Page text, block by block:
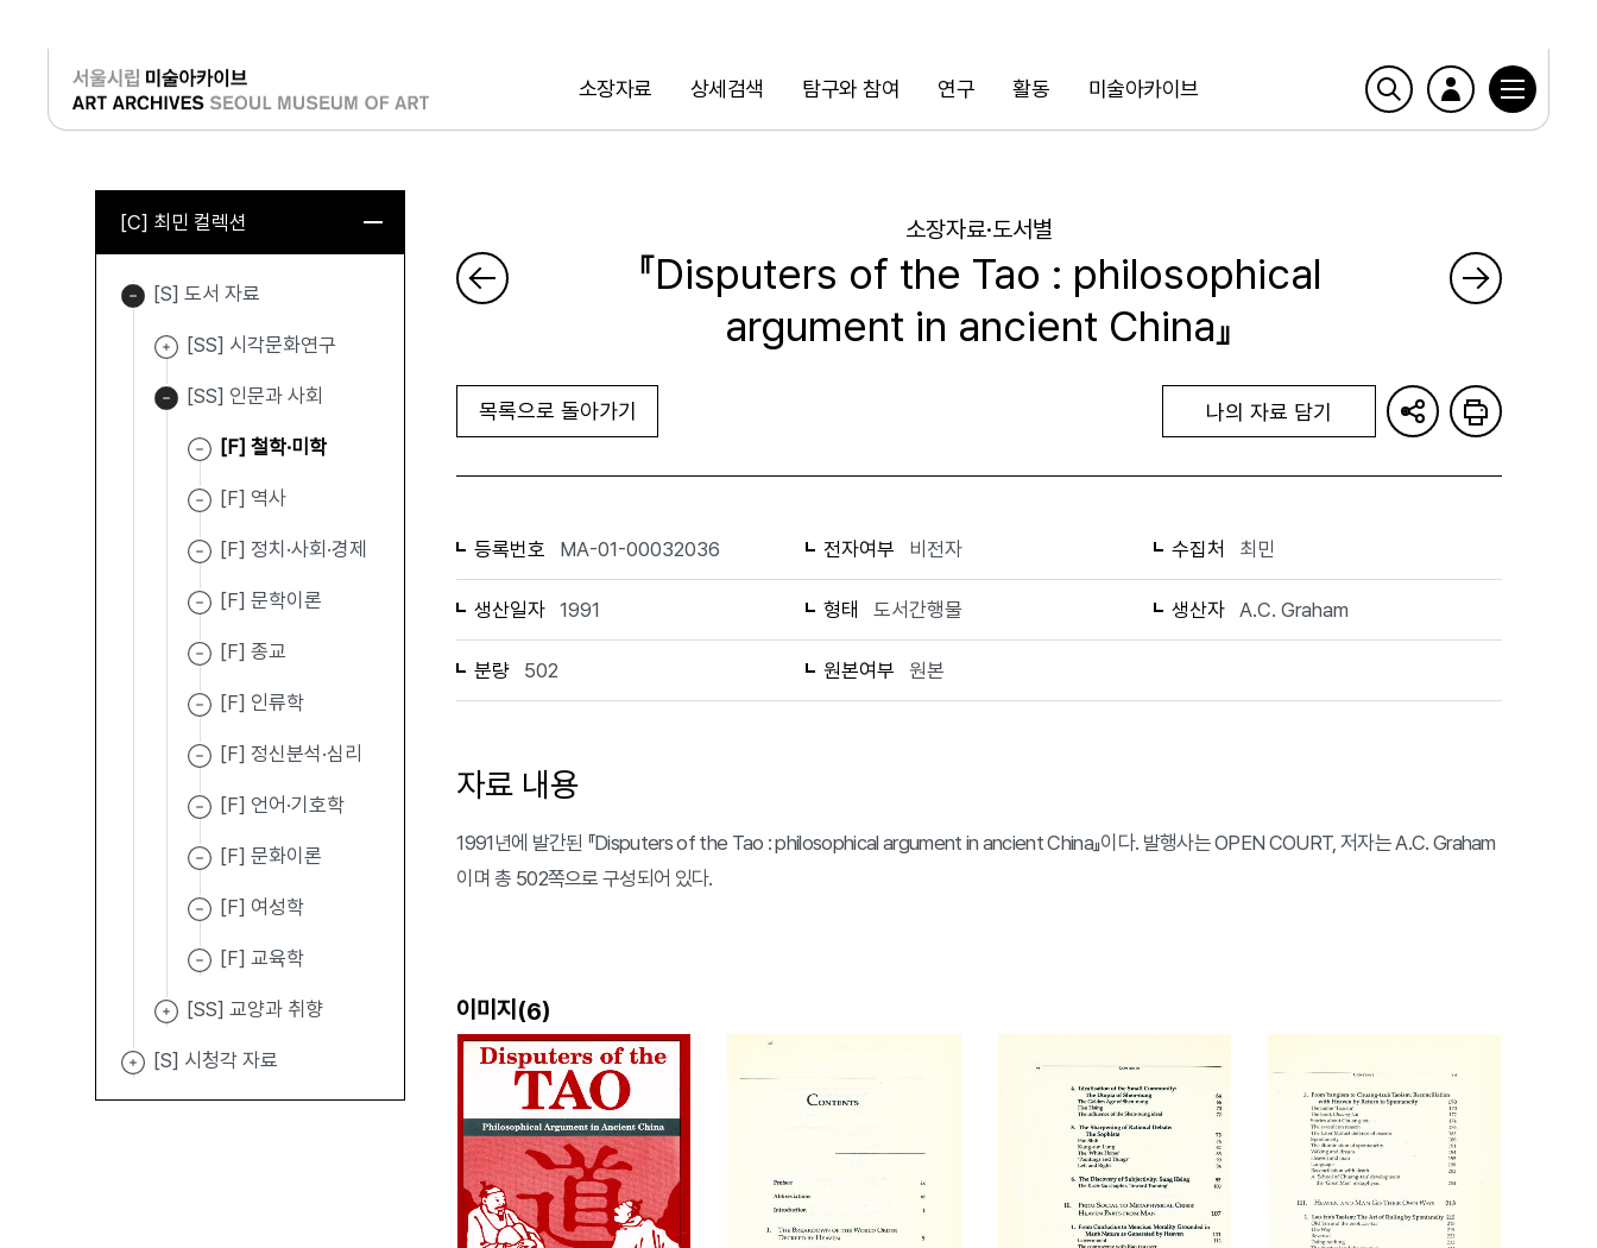
소장자료 상세검색 탐구와 참여 연구 활동 미술아카이브
검색
로그인
[C] 최민 컬렉션
[S] 도서 자료
[SS] 시각문화연구
[SS] 인문과 사회
[F] 철학·미학
[F] 역사
[F] 정치·사회·경제
[F] 문학이론
[F] 종교
[F] 인류학
[F] 정신분석·심리
[F] 언어·기호학
[F] 문화이론
[F] 여성학
[F] 교육학
[SS] 교양과 취향
[S] 시청각 자료
소장자료·도서별
『Disputers of the Tao : philosophical
argument in ancient China』
목록으로 돌아가기 나의 자료 담기
등록번호 MA-01-00032036 전자여부 비전자 수집처 최민
생산일자 1991 형태 도서간행물 생산자 A.C. Graham
분량 502 원본여부 원본
자료 내용
1991년에 발간된 『Disputers of the Tao : philosophical argument in ancient China』이다. 발행사는 OPEN COURT, 저자는 A.C. Graham
이며 총 502쪽으로 구성되어 있다.
이미지(6)